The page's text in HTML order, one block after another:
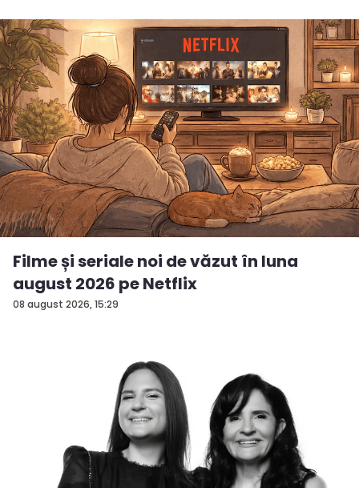
08 august 2026, 15:29
Filme și seriale noi de văzut în luna
august 2026 pe Netflix